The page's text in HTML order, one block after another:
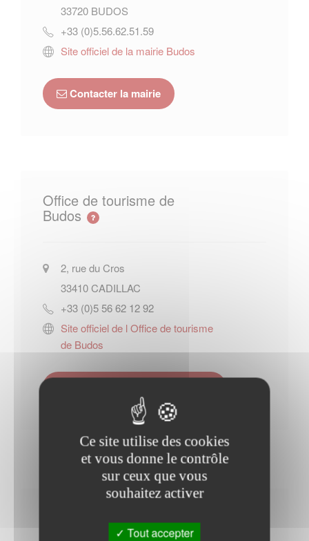
33720 BUDOS
+33 (0)5.56.62.51.59
Site officiel de la mairie Budos
Contacter la mairie
Office de tourisme de
Budos
2, rue du Cros
33410CADILLAC
+33 (0)5 56 62 12 92
Site officiel de l Office de tourisme
de Budos
Horaires Mairie
Ce site utilise des cookies
et vous donne le contrôle
sur ceux que vous
souhaitez activer
Tout accepter